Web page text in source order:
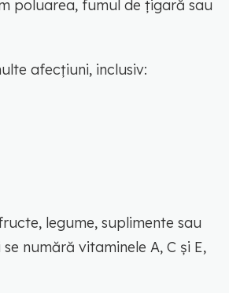
poluarea, fumul de țigară sau
afecțiuni, inclusiv:
legume, suplimente sau
numără vitaminele A, C și E,